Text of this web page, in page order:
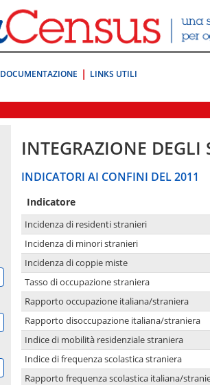
DOCUMENTAZIONE LINKS UTILI
INTEGRAZIONE DEGLI
INDICATORI AI CONFINI DEL 2011
Indicatore
Incidenza di residenti stranieri
Incidenza di minori stranieri
Incidenza di coppie miste
Tasso di occupazione straniera
Rapporto occupazione italiana/straniera
Rapporto disoccupazione italiana/straniera
Indice di mobilità residenziale straniera
Indice di frequenza scolastica straniera
Rapporto frequenza scolastica italiana/